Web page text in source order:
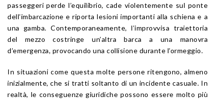
passeggeri perde l’equilibrio, cade violentemente sul ponte
dell’imbarcazione e riporta lesioni importanti alla schiena e a
una gamba. Contemporaneamente, l’improvvisa traiettoria
del mezzo costringe un’altra barca a una manovra
d’emergenza, provocando una collisione durante l’ormeggio.
In situazioni come questa molte persone ritengono, almeno
inizialmente, che si tratti soltanto di un incidente casuale. In
realtà, le conseguenze giuridiche possono essere molto più